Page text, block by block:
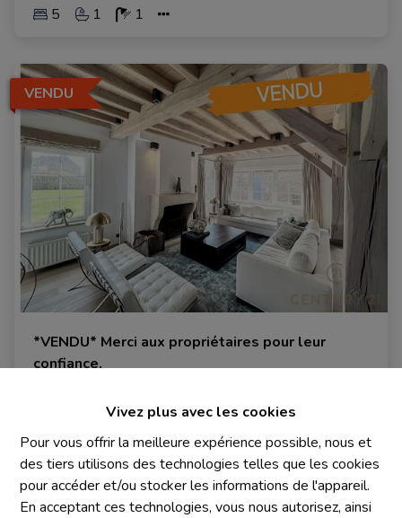
Vivez plus avec les cookies
Pour vous offrir la meilleure expérience possible, nous et
des tiers utilisons des technologies telles que les cookies
pour accéder et/ou stocker les informations de l'appareil.
En acceptant ces technologies, vous nous autorisez, ainsi
5 1 1
VENDU
*VENDU* Merci aux propriétaires pour leur
confiance.
3 1 1